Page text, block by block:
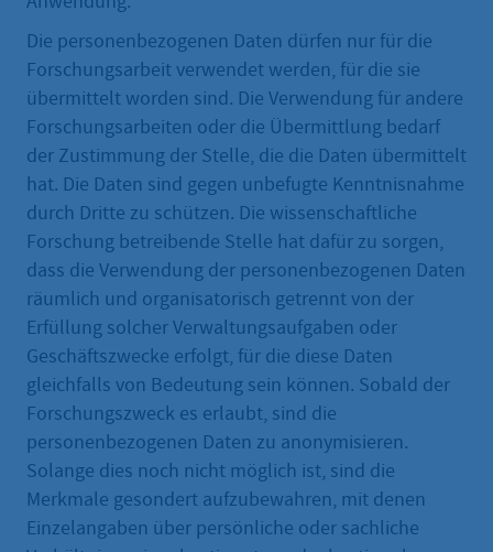
Die personenbezogenen Daten dürfen nur für die
Forschungsarbeit verwendet werden, für die sie
übermittelt worden sind. Die Verwendung für andere
Forschungsarbeiten oder die Übermittlung bedarf
der Zustimmung der Stelle, die die Daten übermittelt
hat. Die Daten sind gegen unbefugte Kenntnisnahme
durch Dritte zu schützen. Die wissenschaftliche
Forschung betreibende Stelle hat dafür zu sorgen,
dass die Verwendung der personenbezogenen Daten
räumlich und organisatorisch getrennt von der
Erfüllung solcher Verwaltungsaufgaben oder
Geschäftszwecke erfolgt, für die diese Daten
gleichfalls von Bedeutung sein können. Sobald der
Forschungszweck es erlaubt, sind die
personenbezogenen Daten zu anonymisieren.
Solange dies noch nicht möglich ist, sind die
Merkmale gesondert aufzubewahren, mit denen
Einzelangaben über persönliche oder sachliche